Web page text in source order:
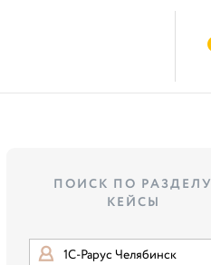
ПОИСК ПО РАЗДЕЛУ
КЕЙСЫ
1С-Рарус Челябинск